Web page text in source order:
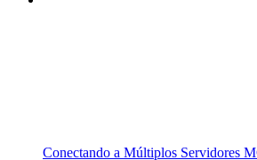
Conectando a Múltiplos Servidores